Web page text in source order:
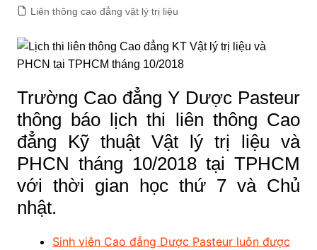
Liên thông cao đẳng vật lý trị liệu
Trường Cao đẳng Y Dược Pasteur
thông báo lịch thi liên thông Cao
đẳng Kỹ thuật Vật lý trị liệu và
PHCN tháng 10/2018 tại TPHCM
với thời gian học thứ 7 và Chủ
nhật.
Sinh viên Cao đẳng Dược Pasteur luôn được